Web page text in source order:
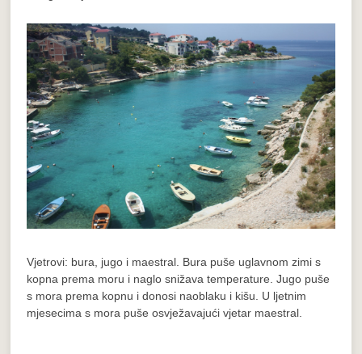
Vjetrovi: bura, jugo i maestral. Bura puše uglavnom zimi s
kopna prema moru i naglo snižava temperature. Jugo puše
s mora prema kopnu i donosi naoblaku i kišu. U ljetnim
mjesecima s mora puše osvježavajući vjetar maestral.